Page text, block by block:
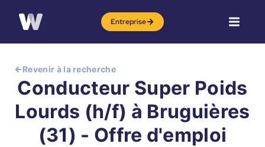
Entreprise
Revenir à la recherche
Conducteur Super Poids
Lourds (h/f) à Bruguières
(31) - Offre d'emploi